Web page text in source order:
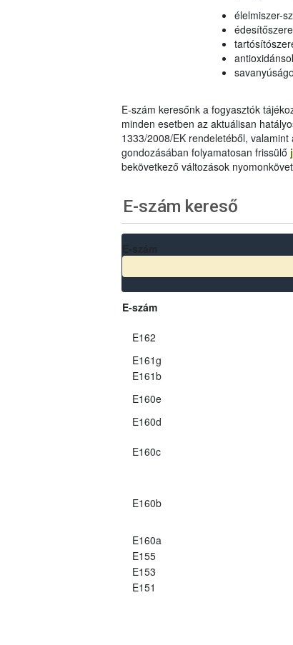
élelmiszer-
E-szám keresőnk a fogyasztók
minden esetben az aktuálisan
1333/2008/EK rendeletéből,
gondozásában folyamatosan frissülő
bekövetkező változások
E-szám kereső
E-szám
E162
E161g
E161b
E160e
E160d
E160c
E160b
E160a
E155
E153
E151